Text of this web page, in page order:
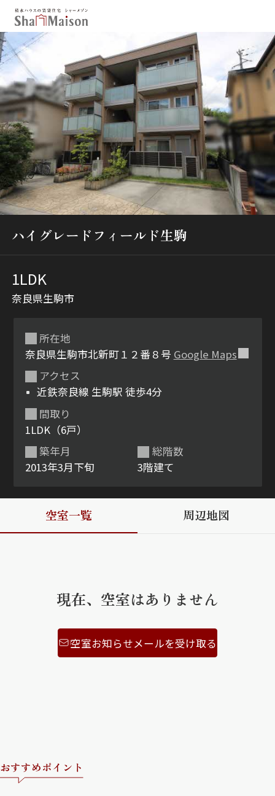
保存した条件
お気に入り
新着メール設定
最近見た物件
北海道 東北
関東
中部
関西
中国・四国
九州
市区郡・路線・駅から探す
通勤・通学時間から探す
地図から探す
シャーメゾンとは
シャーメゾンセレクショ
ルームツアー 動画ギャラリー
らくらく内見
シャーメゾンライフサポート
シャーメゾンライフ GUARD
らくらくプラチナ
ハイグレードフィールド生駒
1LDK
奈良県生駒市
所在地
奈良県生駒市北新町１２番８号 Google Maps
アクセス
近鉄奈良線 生駒駅 徒歩4分
築年月
2013年3月下旬
間取り
1LDK（6戸）
総階数
3階建て
空室一覧 周辺地図
現在、空室はありません
空室お知らせメールを受け取る
おすすめポイント